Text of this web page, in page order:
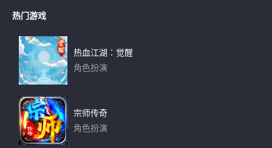
热门游戏
热血江湖：觉醒
角色扮演
宗师传奇
角色扮演